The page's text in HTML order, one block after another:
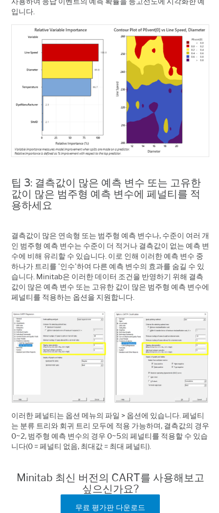
입니다.
팁 3: 결측값이 많은 예측 변수 또는 고유한
값이 많은 범주형 예측 변수에 페널티를 적
용하세요
결측값이 많은 연속형 또는 범주형 예측 변수나, 수준이 여러 개
인 범주형 예측 변수는 수준이 더 적거나 결측값이 없는 예측 변
수에 비해 유리할 수 있습니다. 이로 인해 이러한 예측 변수 중
하나가 트리를 '인수'하여 다른 예측 변수의 효과를 숨길 수 있
습니다. Minitab은 이러한 데이터 조건을 반영하기 위해 결측
값이 많은 예측 변수 또는 고유한 값이 많은 범주형 예측 변수에
페널티를 적용하는 옵션을 지원합니다.
이러한 페널티는 옵션 메뉴의 파일 > 옵션에 있습니다. 페널티
는 분류 트리와 회귀 트리 모두에 적용 가능하며, 결측값의 경우
0~2, 범주형 예측 변수의 경우 0~5의 페널티를 적용할 수 있습
니다(0 = 페널티 없음, 최대값 = 최대 페널티).
Minitab 최신 버전의 CART를 사용해보고
싶으신가요?
무료 평가판 다운로드